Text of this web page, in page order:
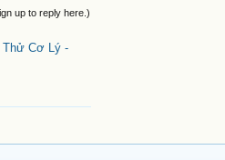
up to reply here.)
Thử Cơ Lý -